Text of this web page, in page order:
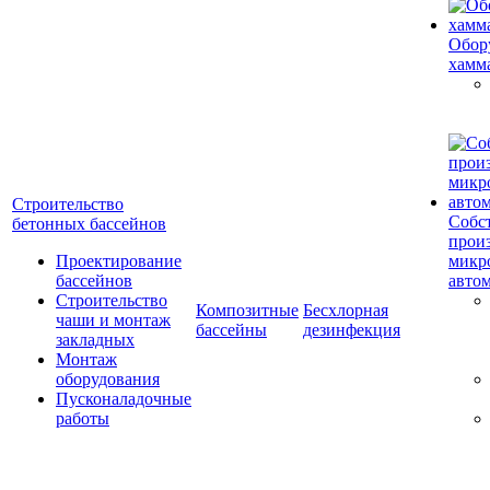
Строительство
бетонных бассейнов
Проектирование
бассейнов
Строительство
чаши и монтаж
закладных
Монтаж
оборудования
Пусконаладочные
работы
Композитные
бассейны
Бесхлорная
дезинфекция